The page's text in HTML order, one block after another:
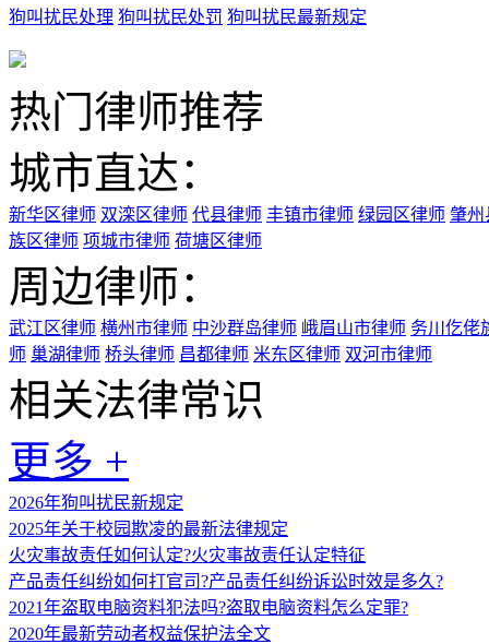
狗叫扰民处理 狗叫扰民处罚 狗叫扰民最新规定
热门律师推荐
城市直达：
新华区律师 双滦区律师 代县律师 丰镇市律师 绿园区律师 肇州
族区律师 项城市律师 荷塘区律师
周边律师：
武江区律师 横州市律师 中沙群岛律师 峨眉山市律师 务川仡佬
师 巢湖律师 桥头律师 昌都律师 米东区律师 双河市律师
相关法律常识
更多 +
2026年狗叫扰民新规定
2025年关于校园欺凌的最新法律规定
火灾事故责任如何认定?火灾事故责任认定特征
产品责任纠纷如何打官司?产品责任纠纷诉讼时效是多久?
2021年盗取电脑资料犯法吗?盗取电脑资料怎么定罪?
2020年最新劳动者权益保护法全文